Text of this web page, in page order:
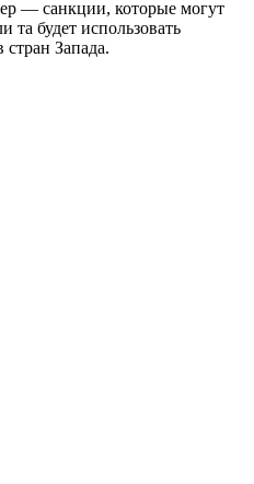
— санкции, которые могут
будет использовать
Запада.